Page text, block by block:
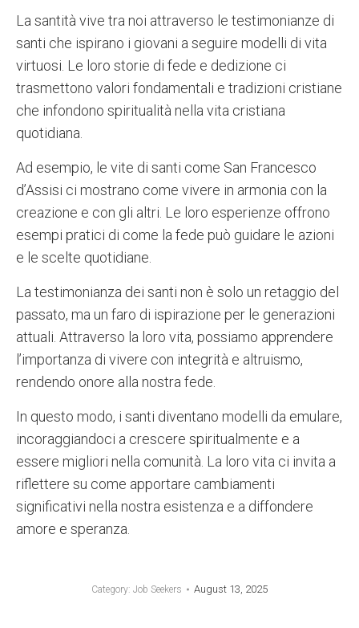
La santità vive tra noi attraverso le testimonianze di
santi che ispirano i giovani a seguire modelli di vita
virtuosi. Le loro storie di fede e dedizione ci
trasmettono valori fondamentali e tradizioni cristiane
che infondono spiritualità nella vita cristiana
quotidiana.
Ad esempio, le vite di santi come San Francesco
d’Assisi ci mostrano come vivere in armonia con la
creazione e con gli altri. Le loro esperienze offrono
esempi pratici di come la fede può guidare le azioni
e le scelte quotidiane.
La testimonianza dei santi non è solo un retaggio del
passato, ma un faro di ispirazione per le generazioni
attuali. Attraverso la loro vita, possiamo apprendere
l’importanza di vivere con integrità e altruismo,
rendendo onore alla nostra fede.
In questo modo, i santi diventano modelli da emulare,
incoraggiandoci a crescere spiritualmente e a
essere migliori nella comunità. La loro vita ci invita a
riflettere su come apportare cambiamenti
significativi nella nostra esistenza e a diffondere
amore e speranza.
Category: Job Seekers August 13, 2025